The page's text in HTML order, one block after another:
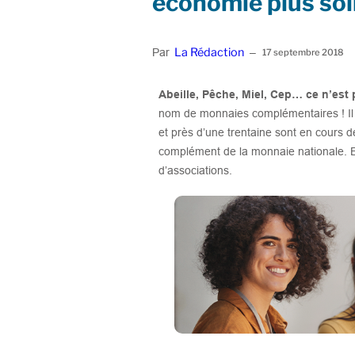
Par La Rédaction – 17 septembre 2018
Abeille, Pêche, Miel, Cep… ce
nom de monnaies complémentaires !
et près d’une trentaine sont en cours
complément de la monnaie nationale.
d’associations.